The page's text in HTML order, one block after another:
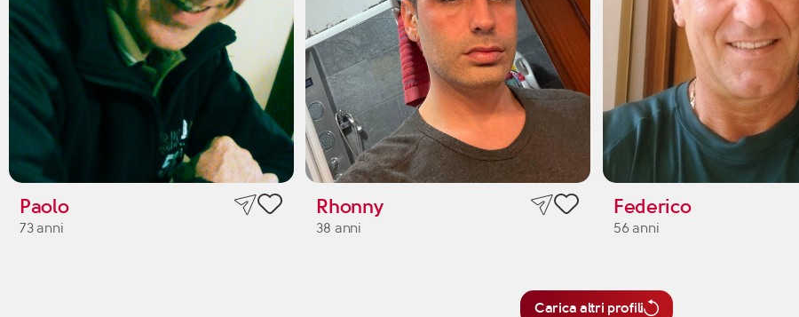
Paolo
73 anni
Rhonny
38 anni
Federico
56 anni
Carica altri profili